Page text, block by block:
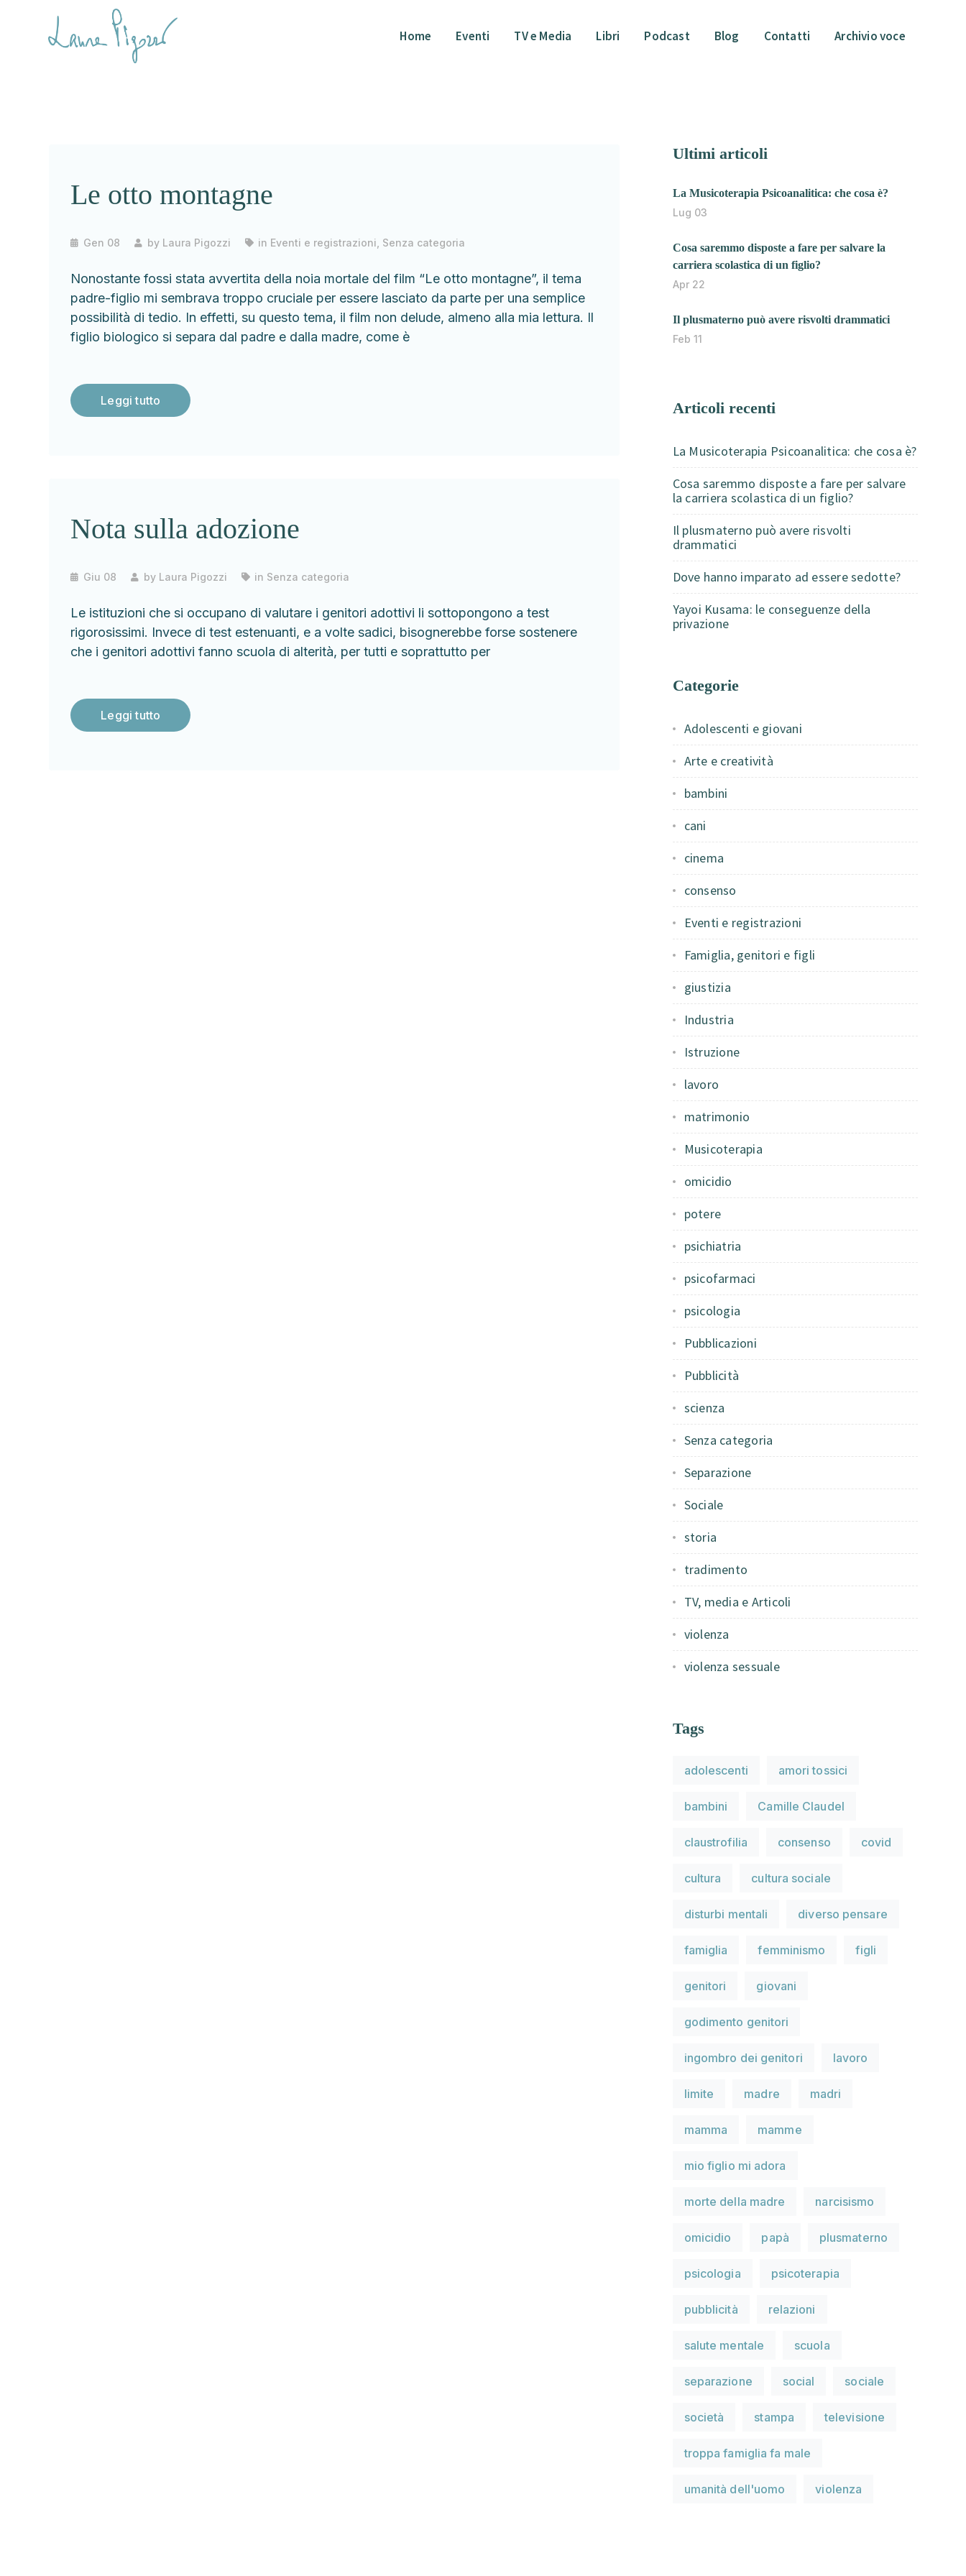
Home Eventi TV e Media Libri Podcast Blog Contatti Archivio voce
Le otto montagne
Gen 08 by Laura Pigozzi in Eventi e registrazioni Senza categoria
Nonostante fossi stata avvertita della noia mortale del film “Le otto montagne”, il tema
padre-figlio mi sembrava troppo cruciale per essere lasciato da parte per una semplice
possibilità di tedio. In effetti, su questo tema, il film non delude, almeno alla mia lettura. Il
figlio biologico si separa dal padre e dalla madre, come è
Leggi tutto
Nota sulla adozione
Giu 08 by Laura Pigozzi in Senza categoria
Le istituzioni che si occupano di valutare i genitori adottivi li sottopongono a test
rigorosissimi. Invece di test estenuanti, e a volte sadici, bisognerebbe forse sostenere
che i genitori adottivi fanno scuola di alterità, per tutti e soprattutto per
Leggi tutto
Ultimi articoli
La Musicoterapia Psicoanalitica: che cosa è?
Lug 03
Cosa saremmo disposte a fare per salvare la
carriera scolastica di un figlio?
Apr 22
Il plusmaterno può avere risvolti drammatici
Feb 11
Articoli recenti
La Musicoterapia Psicoanalitica: che cosa è?
Cosa saremmo disposte a fare per salvare
la carriera scolastica di un figlio?
Il plusmaterno può avere risvolti
drammatici
Dove hanno imparato ad essere sedotte?
Yayoi Kusama: le conseguenze della
privazione
Categorie
Adolescenti e giovani
Arte e creatività
bambini
cani
cinema
consenso
Eventi e registrazioni
Famiglia, genitori e figli
giustizia
Industria
Istruzione
lavoro
matrimonio
Musicoterapia
omicidio
potere
psichiatria
psicofarmaci
psicologia
Pubblicazioni
Pubblicità
scienza
Senza categoria
Separazione
Sociale
storia
tradimento
TV, media e Articoli
violenza
violenza sessuale
Tags
adolescenti amori tossici
bambini Camille Claudel
claustrofilia consenso covid
cultura cultura sociale
disturbi mentali diverso pensare
famiglia femminismo figli
genitori giovani
godimento genitori
ingombro dei genitori lavoro
limite madre madri
mamma mamme
mio figlio mi adora
morte della madre narcisismo
omicidio papà plusmaterno
psicologia psicoterapia
pubblicità relazioni
salute mentale scuola
separazione social sociale
società stampa televisione
troppa famiglia fa male
umanità dell'uomo violenza